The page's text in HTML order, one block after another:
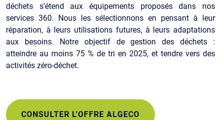
déchets s’étend aux équipements proposés dans nos
services 360. Nous les sélectionnons en pensant à leur
réparation, à leurs utilisations futures, à leurs adaptations
aux besoins. Notre objectif de gestion des déchets :
atteindre au moins 75 % de tri en 2025, et tendre vers des
activités zéro-déchet.
CONSULTER L'OFFRE ALGECO